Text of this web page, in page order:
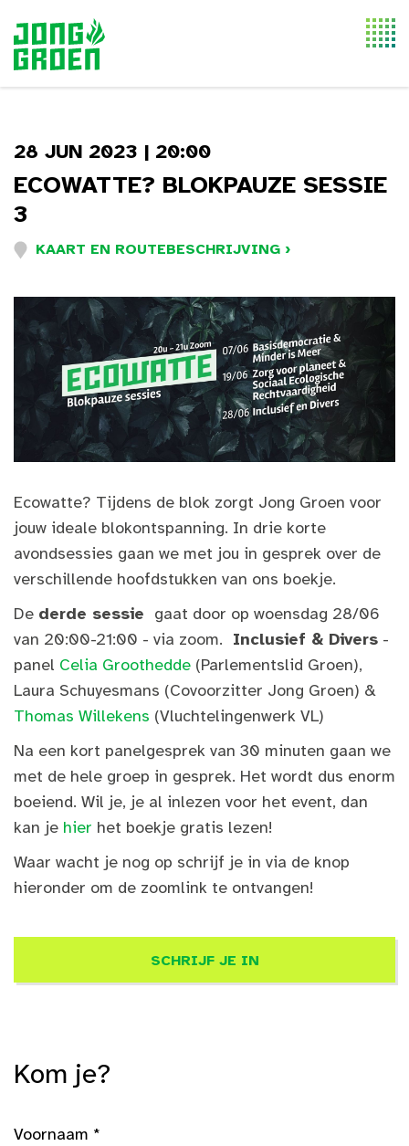
28 JUN 2023 | 20:00
ECOWATTE? BLOKPAUZE SESSIE
3
KAART EN ROUTEBESCHRIJVING ›
Ecowatte? Tijdens de blok zorgt Jong Groen voor
jouw ideale blokontspanning. In drie korte
avondsessies gaan we met jou in gesprek over de
verschillende hoofdstukken van ons boekje.
De derde sessie gaat door op woensdag 28/06
van 20:00-21:00 - via zoom. Inclusief & Divers -
panel Celia Groothedde (Parlementslid Groen),
Laura Schuyesmans (Covoorzitter Jong Groen) &
Thomas Willekens (Vluchtelingenwerk VL)
Na een kort panelgesprek van 30 minuten gaan we
met de hele groep in gesprek. Het wordt dus enorm
boeiend. Wil je, je al inlezen voor het event, dan
kan je hier het boekje gratis lezen!
Waar wacht je nog op schrijf je in via de knop
hieronder om de zoomlink te ontvangen!
SCHRIJF JE IN
Kom je?
Voornaam *